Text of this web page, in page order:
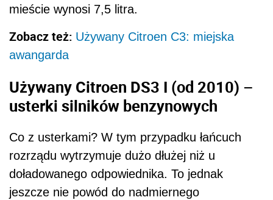
mieście wynosi 7,5 litra.
Zobacz też: Używany Citroen C3: miejska
awangarda
Używany Citroen DS3 I (od 2010) –
usterki silników benzynowych
Co z usterkami? W tym przypadku łańcuch
rozrządu wytrzymuje dużo dłużej niż u
doładowanego odpowiednika. To jednak
jeszcze nie powód do nadmiernego